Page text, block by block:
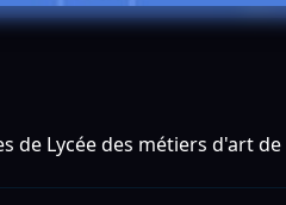
de Lycée des métiers d'art